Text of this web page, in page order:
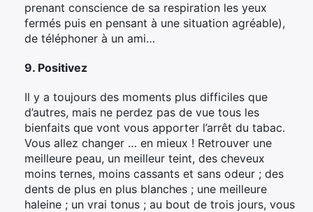
prenant conscience de sa respiration les yeux
fermés puis en pensant à une situation agréable),
de téléphoner à un ami…
9. Positivez
Il y a toujours des moments plus difficiles que
d’autres, mais ne perdez pas de vue tous les
bienfaits que vont vous apporter l’arrêt du tabac.
Vous allez changer … en mieux ! Retrouver une
meilleure peau, un meilleur teint, des cheveux
moins ternes, moins cassants et sans odeur ; des
dents de plus en plus blanches ; une meilleure
haleine ; un vrai tonus ; au bout de trois jours, vous
Rechercher
: